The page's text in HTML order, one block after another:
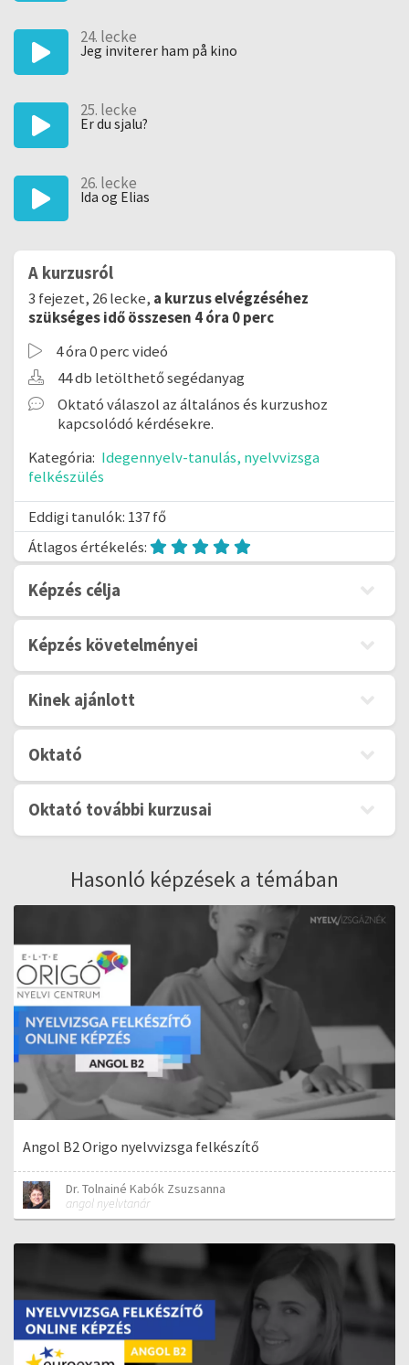
24. lecke
Jeg inviterer ham på kino
25. lecke
Er du sjalu?
26. lecke
Ida og Elias
A kurzusról
3 fejezet, 26 lecke, a kurzus elvégzéséhez
szükséges idő összesen 4 óra 0 perc
4 óra 0 perc videó
44 db letölthető segédanyag
Oktató válaszol az általános és kurzushoz
kapcsolódó kérdésekre.
Kategória: Idegennyelv-tanulás, nyelvvizsga
felkészülés
Eddigi tanulók: 137 fő
Átlagos értékelés:
Képzés célja
Képzés követelményei
Kinek ajánlott
Oktató
Oktató további kurzusai
Hasonló képzések a témában
Angol B2 Origo nyelvvizsga felkészítő
Dr. Tolnainé Kabók Zsuzsanna
angol nyelvtanár